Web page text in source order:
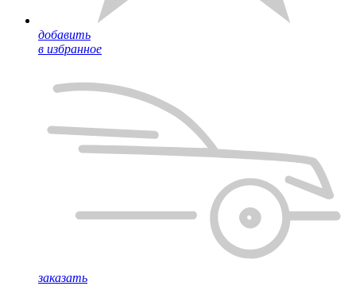
добавить
в избранное
заказать